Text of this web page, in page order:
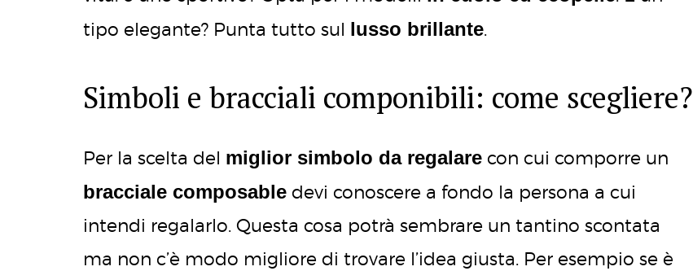
tipo elegante? Punta tutto sul lusso brillante.
Simboli e bracciali componibili: come scegliere?
Per la scelta del miglior simbolo da regalare con cui comporre un
bracciale composable devi conoscere a fondo la persona a cui
intendi regalarlo. Questa cosa potrà sembrare un tantino scontata
ma non c’è modo migliore di trovare l’idea giusta. Per esempio se è